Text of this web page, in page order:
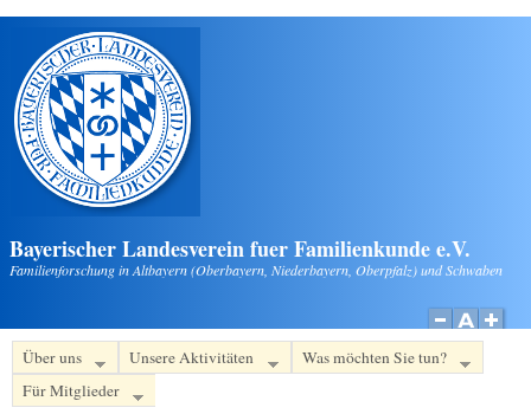
Direkt zum Inhalt
Bayerischer Landesverein fuer Familienkunde e.V.
Familienforschung in Altbayern (Oberbayern, Niederbayern, Oberpfalz) und Schwaben
Über uns Unsere Aktivitäten
Was möchten Sie tun?
Für Mitglieder